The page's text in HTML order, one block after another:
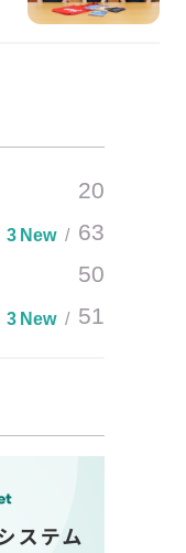
20
3 New 63
50
3 New 51